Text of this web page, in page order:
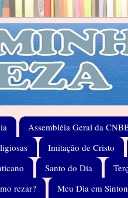
Assembléia Geral da
Imitação de Cristo
Santo do Dia
rezar?
Meu Dia em